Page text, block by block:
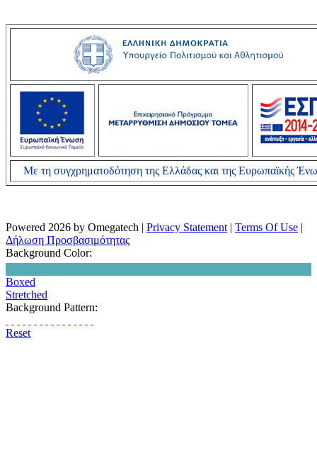
Με τη συγχρηματοδότηση της Ελλάδας και της Ευρωπαϊκής
Powered 2026 by Omegatech | Privacy Statement | Terms Of Use |
Δήλωση Προσβασιμότητας
Background Color:
Boxed
Stretched
Background Pattern:
Reset